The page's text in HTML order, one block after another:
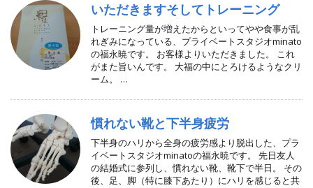
いただきますそしてトレーニング
トレーニング量が増えたからといってやや食事が乱
れぎみになっている、プライベートスタジオminato
の福永暁です。 お客様よりいただきました。 これ
がまた旨いんです。 大福の中にとろけるようなクリ
ーム。 …
慣れない靴と下半身疲労
下半身のハリから全身の疲労感より脱出した、プラ
イベートスタジオminatoの福永暁です。 先日友人
の結婚式に参列し、慣れない靴、靴下で半日。 その
後、足、脚（特に膝下あたり）にハリを感じると共